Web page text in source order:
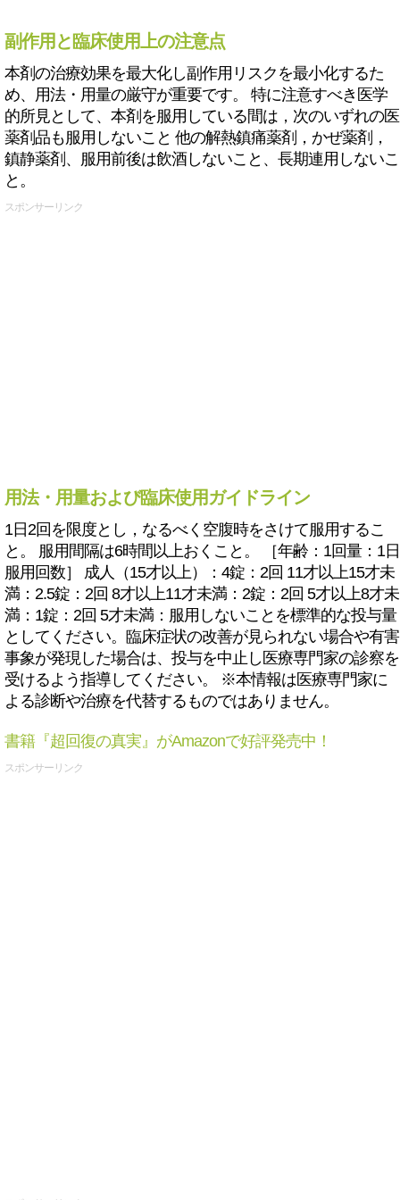
副作用と臨床使用上の注意点
本剤の治療効果を最大化し副作用リスクを最小化するた
め、用法・用量の厳守が重要です。 特に注意すべき医学
的所見として、本剤を服用している間は，次のいずれの医
薬剤品も服用しないこと 他の解熱鎮痛薬剤，かぜ薬剤，
鎮静薬剤、服用前後は飲酒しないこと、長期連用しないこ
と。
スポンサーリンク
用法・用量および臨床使用ガイドライン
1日2回を限度とし，なるべく空腹時をさけて服用するこ
と。 服用間隔は6時間以上おくこと。 ［年齢：1回量：1日
服用回数］ 成人（15才以上）：4錠：2回 11才以上15才未
満：2.5錠：2回 8才以上11才未満：2錠：2回 5才以上8才未
満：1錠：2回 5才未満：服用しないことを標準的な投与量
としてください。臨床症状の改善が見られない場合や有害
事象が発現した場合は、投与を中止し医療専門家の診察を
受けるよう指導してください。 ※本情報は医療専門家に
よる診断や治療を代替するものではありません。
書籍『超回復の真実』がAmazonで好評発売中！
スポンサーリンク